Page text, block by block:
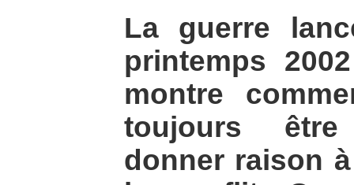
La guerre
printemps
montre
toujours
donner raison